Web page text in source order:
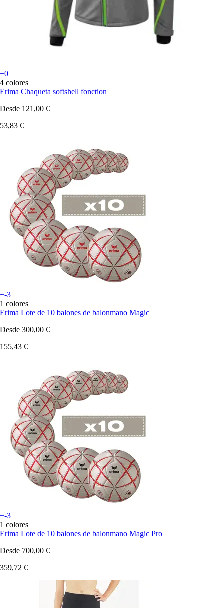
+0
4 colores
Erima Chaqueta softshell fonction
Desde 121,00 €
53,83 €
+-3
1 colores
Erima Lote de 10 balones de balonmano Magic
Desde 300,00 €
155,43 €
+-3
1 colores
Erima Lote de 10 balones de balonmano Magic Pro
Desde 700,00 €
359,72 €